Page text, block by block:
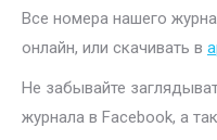
Все номера нашего
онлайн, или скачивать в
Не забывайте
журнала в Facebook, а